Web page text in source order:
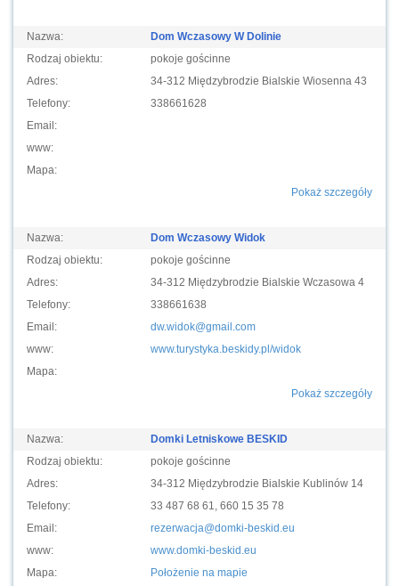
Nazwa:
Dom Wczasowy W Dolinie
Rodzaj obiektu:
pokoje gościnne
Adres:
34-312 Międzybrodzie Bialskie Wiosenna 43
Telefony:
338661628
Email:
www:
Mapa:
Pokaż szczegóły
Nazwa:
Dom Wczasowy Widok
Rodzaj obiektu:
pokoje gościnne
Adres:
34-312 Międzybrodzie Bialskie Wczasowa 4
Telefony:
338661638
Email:
dw.widok@gmail.com
www:
www.turystyka.beskidy.pl/widok
Mapa:
Pokaż szczegóły
Nazwa:
Domki Letniskowe BESKID
Rodzaj obiektu:
pokoje gościnne
Adres:
34-312 Międzybrodzie Bialskie Kublinów 14
Telefony:
33 487 68 61, 660 15 35 78
Email:
rezerwacja@domki-beskid.eu
www:
www.domki-beskid.eu
Mapa:
Położenie na mapie